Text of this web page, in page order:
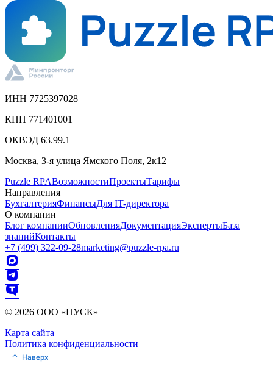
ИНН 7725397028
КПП 771401001
ОКВЭД 63.99.1
Москва, 3-я улица Ямского Поля, 2к12
Puzzle RPAВозможностиПроектыТарифы
Направления
БухгалтерияФинансыДля IT-директора
О компании
Блог компанииОбновленияДокументацияЭкспертыБаза
знанийКонтакты
+7 (499) 322-09-28marketing@puzzle-rpa.ru
© 2026 ООО «ПУСК»
Карта сайта
Политика конфиденциальности
Наверх